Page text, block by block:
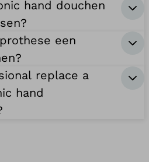
hand douchen
een
replace a
hand